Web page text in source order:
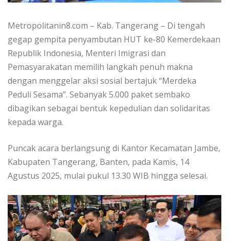
Metropolitanin8.com – Kab. Tangerang – Di tengah
gegap gempita penyambutan HUT ke-80 Kemerdekaan
Republik Indonesia, Menteri Imigrasi dan
Pemasyarakatan memilih langkah penuh makna
dengan menggelar aksi sosial bertajuk “Merdeka
Peduli Sesama”. Sebanyak 5.000 paket sembako
dibagikan sebagai bentuk kepedulian dan solidaritas
kepada warga.
Puncak acara berlangsung di Kantor Kecamatan Jambe,
Kabupaten Tangerang, Banten, pada Kamis, 14
Agustus 2025, mulai pukul 13.30 WIB hingga selesai.